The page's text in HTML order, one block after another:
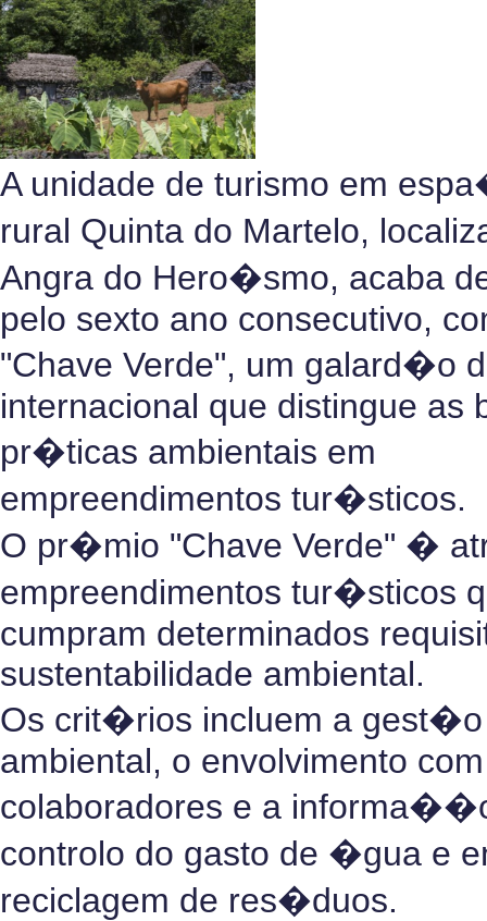
A unidade de turismo em
rural Quinta do Martelo,
Angra do Hero�smo, acaba
pelo sexto ano consecutivo,
"Chave Verde", um galard�o
internacional que distingue as
pr�ticas ambientais em
empreendimentos tur�sticos.
O pr�mio "Chave Verde" �
empreendimentos tur�sticos
cumpram determinados
sustentabilidade ambiental.
Os crit�rios incluem a gest�o
ambiental, o envolvimento
colaboradores e a
controlo do gasto de �gua e
reciclagem de res�duos.